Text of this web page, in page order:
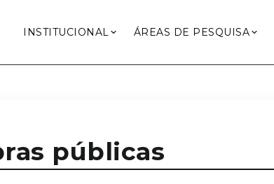
INSTITUCIONAL ÁREAS DE PESQUISA
públicas